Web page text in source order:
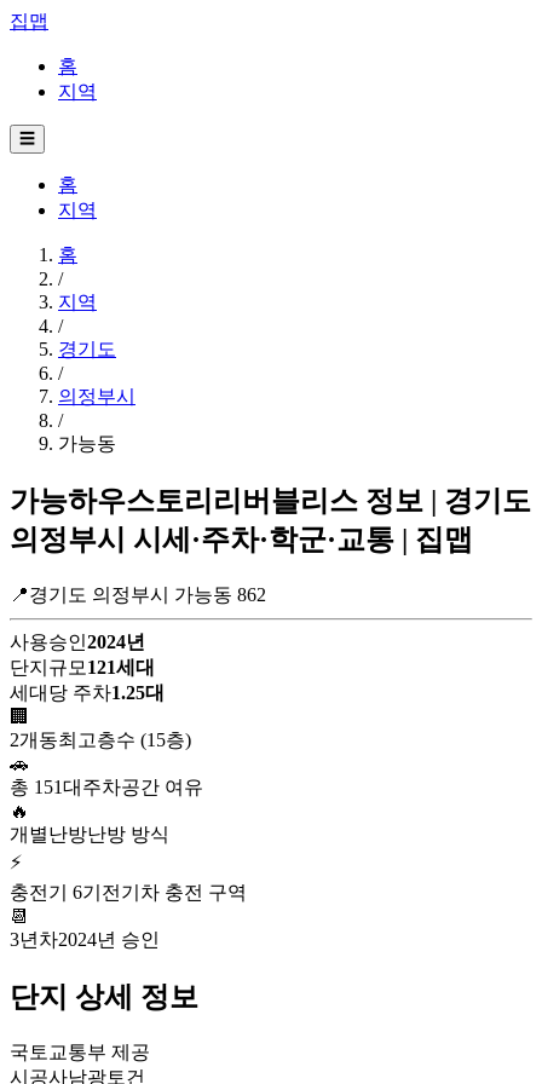
집맵
홈
지역
☰
홈
지역
홈
/
지역
/
경기도
/
의정부시
/
가능동
가능하우스토리리버블리스 정보 | 경기도
의정부시 시세·주차·학군·교통 | 집맵
📍경기도 의정부시 가능동 862
사용승인2024년
단지규모 121세대
세대당 주차1.25대
🏢
2개동최고층수 (15층)
🚗
총 151대 주차공간 여유
🔥
개별난방난방 방식
⚡
충전기 6기 전기차 충전 구역
📆
3년차2024년 승인
단지 상세 정보
국토교통부 제공
시공사남광토건